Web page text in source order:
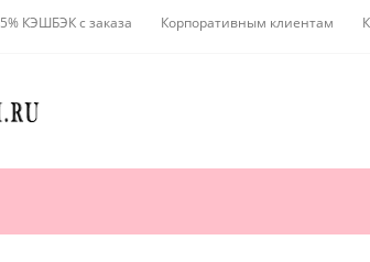
5% КЭШБЭК с заказа Корпоративным клиентам